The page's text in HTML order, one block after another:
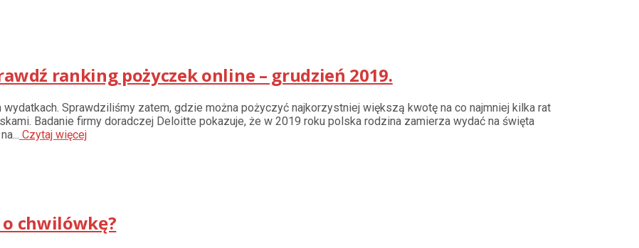
ranking pożyczek online – grudzień 2019.
Sprawdziliśmy zatem, gdzie można pożyczyć najkorzystniej większą kwotę na co najmniej kilka rat
Badanie firmy doradczej Deloitte pokazuje, że w 2019 roku polska rodzina zamierza wydać na święta
Czytaj więcej
chwilówkę?